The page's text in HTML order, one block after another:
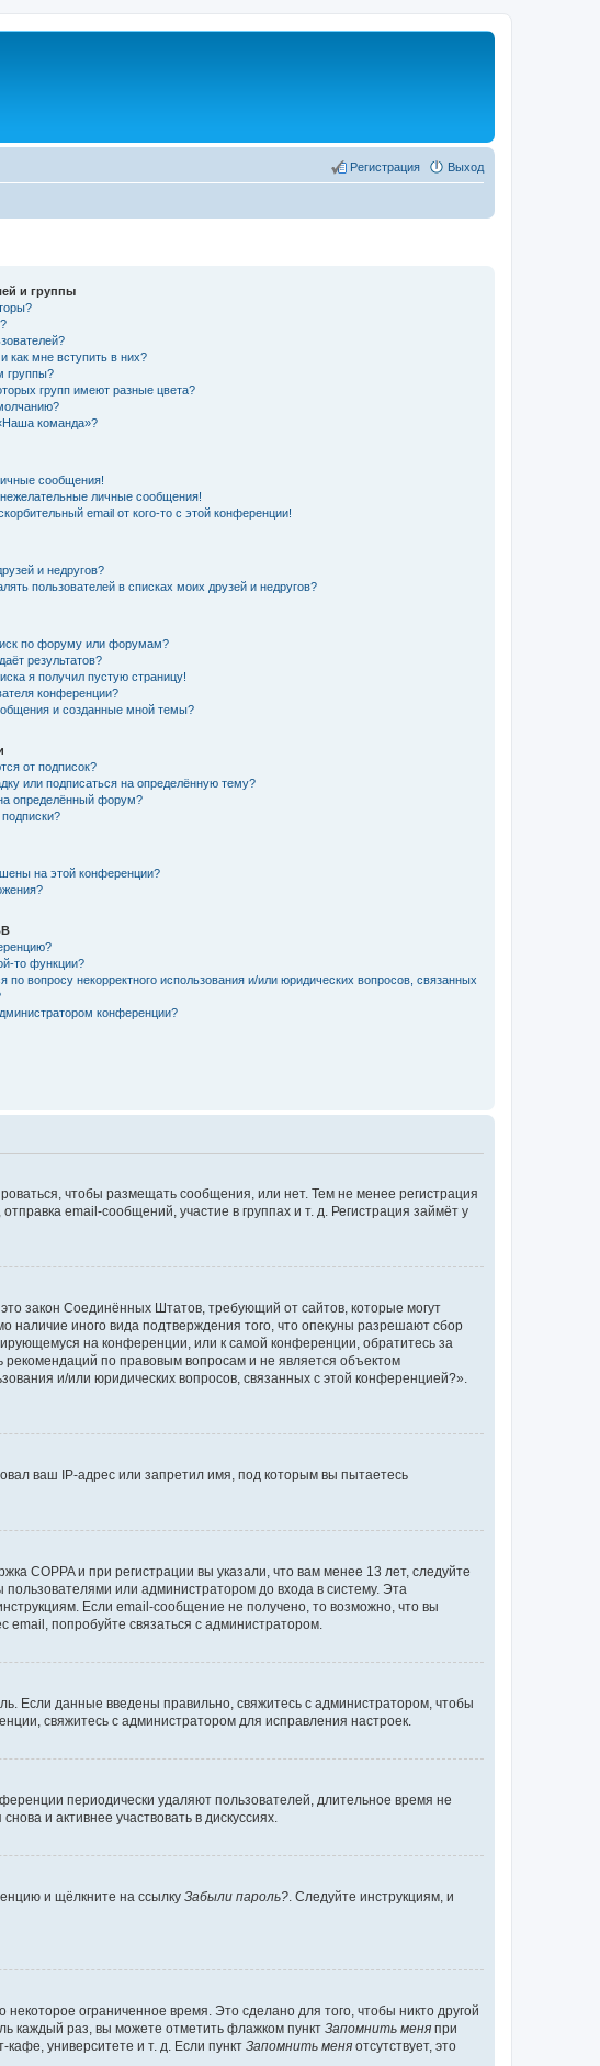
Выход
Регистрация
и группы
как мне вступить в них?
группы?
групп имеют разные цвета?
команда»?
сообщения!
личные сообщения!
email от кого-то с этой конференции!
и недругов?
пользователей в списках моих друзей и недругов?
по форуму или форумам?
результатов?
я получил пустую страницу!
конференции?
и созданные мной темы?
от подписок?
или подписаться на определённую тему?
определённый форум?
подписки?
на этой конференции?
то функции?
по вопросу некорректного использования и/или юридических вопросов, связанных
конференции?
чтобы размещать сообщения, или нет. Тем не менее регистрация
email-сообщений, участие в группах и т. д. Регистрация займёт у
закон Соединённых Штатов, требующий от сайтов, которые могут
иного вида подтверждения того, что опекуны разрешают сбор
на конференции, или к самой конференции, обратитесь за
по правовым вопросам и не является объектом
и/или юридических вопросов, связанных с этой конференцией?».
ваш IP-адрес или запретил имя, под которым вы пытаетесь
COPPA и при регистрации вы указали, что вам менее 13 лет, следуйте
или администратором до входа в систему. Эта
Если email-сообщение не получено, то возможно, что вы
попробуйте связаться с администратором.
Если данные введены правильно, свяжитесь с администратором, чтобы
свяжитесь с администратором для исправления настроек.
периодически удаляют пользователей, длительное время не
и активнее участвовать в дискуссиях.
и щёлкните на ссылку Забыли пароль?. Следуйте инструкциям, и
ограниченное время. Это сделано для того, чтобы никто другой
каждый раз, вы можете отметить флажком пункт Запомнить меня при
университете и т. д. Если пункт Запомнить меня отсутствует, это